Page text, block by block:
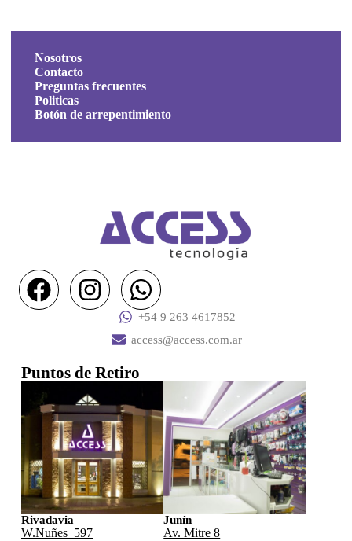
Nosotros
Contacto
Preguntas frecuentes
Politicas
Botón de arrepentimiento
+54 9 263 4617852
access@access.com.ar
Puntos de Retiro
Rivadavia
W.Nuñes 597
Junín
Av. Mitre 8